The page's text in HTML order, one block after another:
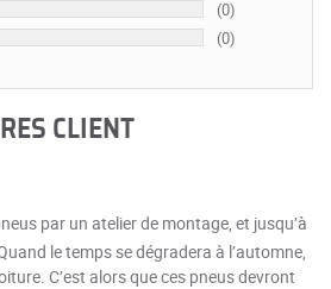
(0)
(0)
CLIENT
par un atelier de montage, et jusqu’à
le temps se dégradera à l’automne,
C’est alors que ces pneus devront